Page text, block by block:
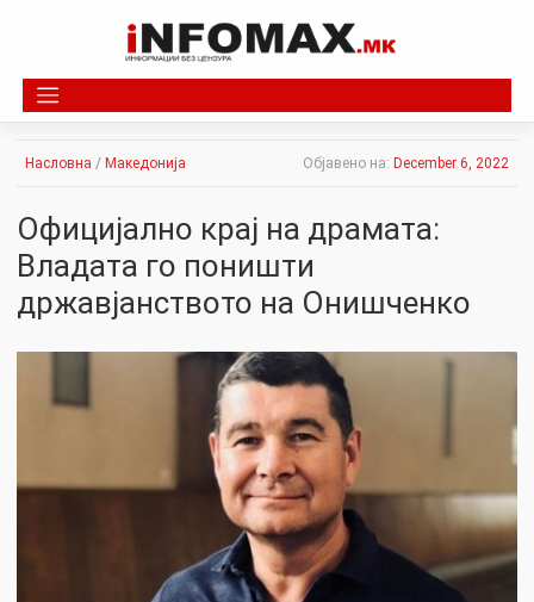
Насловна / Македонија Објавено на: December 6, 2022
Официјално крај на драмата:
Владата го поништи
државјанството на Онишченко